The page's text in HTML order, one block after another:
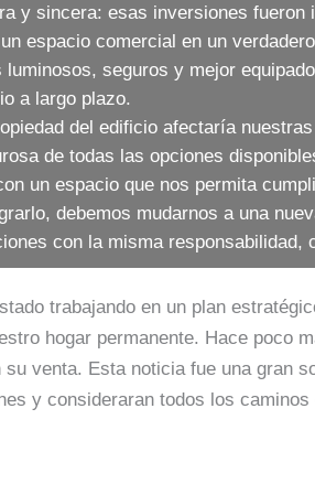
y sincera: esas inversiones fueron
espacio comercial en un
seguros y mejor
a largo plazo.
del edificio afectaría
de todas las opciones
un espacio que nos permita
debemos mudarnos a una
con la misma responsabilidad,
trabajando en un plan
hogar permanente. Hace poco
venta. Esta noticia fue una gran
y consideraran todos los